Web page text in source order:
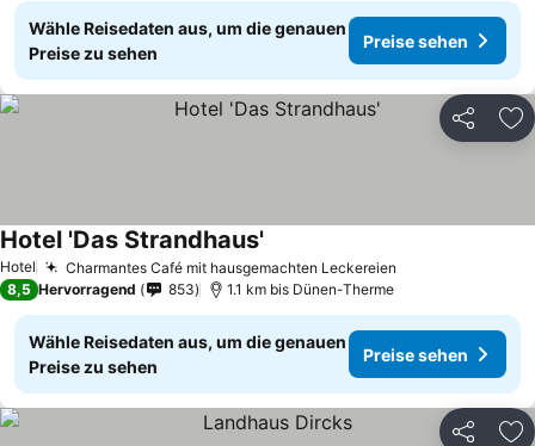
Wähle Reisedaten aus, um die genauen
Preise zu sehen
Preise sehen
Teilen
Hotel Charmantes Café mit hausgemachten Leckereien
Hotel 'Das Strandhaus'
8,5 Hervorragend 853 1.1 km bis Dünen-Therme
Wähle Reisedaten aus, um die genauen
Preise zu sehen
Preise sehen